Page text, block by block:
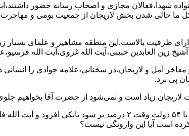
شهدا،فعالان مجازی و اصحاب رسانه حضور
خالی شدن بخش لاریجان از جمعیت بومی و مهاجرت
ظرفیت بالاست.این منطقه مشاهیر و علمای بسیار
زین العابدین حبیبی،آیت الله غروی،آیت الله
آمل و لاریجان،در سخنانی،علامه جوادی را انسانی
پی برد.
لاریجان زیاد است و نمی‌شود از حضرت آقا بخواهیم
است آیا این وارونگی نیست؟